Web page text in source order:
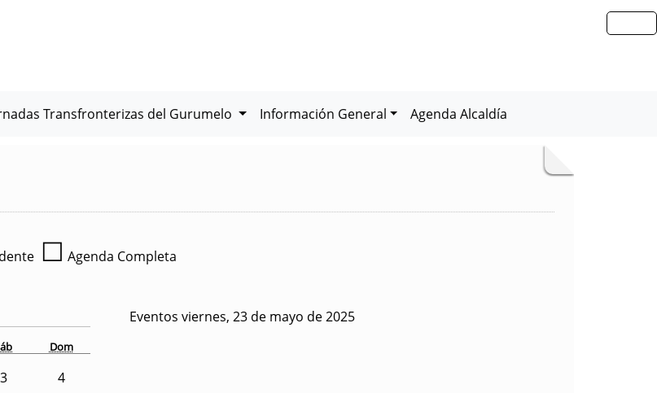
Transfronterizas del Gurumelo Información General Agenda Alcaldía
☐ Agenda Completa
Dom
3 4
Eventos viernes, 23 de mayo de 2025